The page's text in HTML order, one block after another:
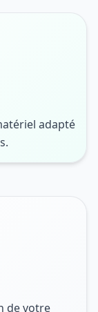
adapté
de votre